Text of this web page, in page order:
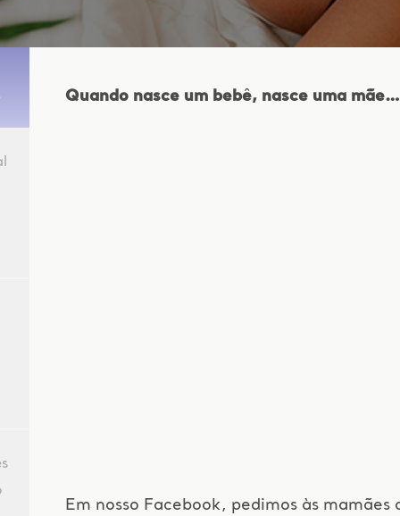
Quando nasce um bebê, nasce uma
Em nosso Facebook, pedimos às mamães